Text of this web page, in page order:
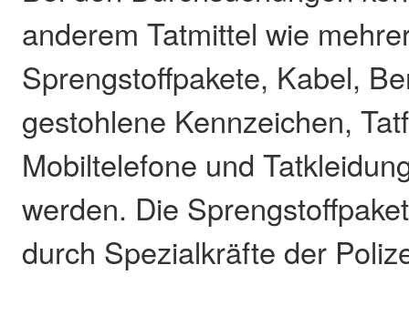
anderem Tatmittel wie
Sprengstoffpakete, Kabel,
gestohlene Kennzeichen,
Mobiltelefone und
werden. Die
durch Spezialkräfte der